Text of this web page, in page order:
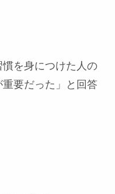
を身につけた人の
要だった」と回答